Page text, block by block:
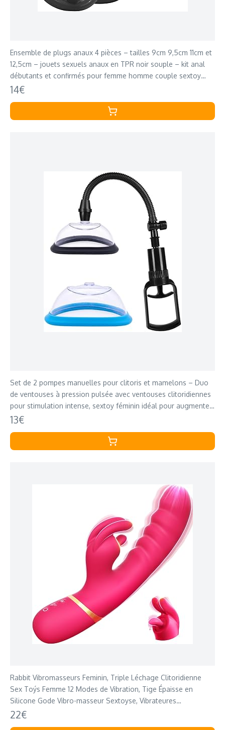
Ensemble de plugs anaux 4 pièces – tailles 9cm 9,5cm 11cm et
12,5cm – jouets sexuels anaux en TPR noir souple – kit anal
débutants et confirmés pour femme homme couple sextoy
intime FOPS A49
14€
Set de 2 pompes manuelles pour clitoris et mamelons – Duo
de ventouses à pression pulsée avec ventouses clitoridiennes
pour stimulation intense, sextoy féminin idéal pour augmenter
le plaisir vaginal
13€
Rabbit Vibromasseurs Feminin, Triple Léchage Clitoridienne
Sex Toýs Femme 12 Modes de Vibration, Tige Épaisse en
Silicone Gode Vibro-masseur Sextoyse, Vibrateures
Sexetoyfemme Jouet Adulte 23cm
22€